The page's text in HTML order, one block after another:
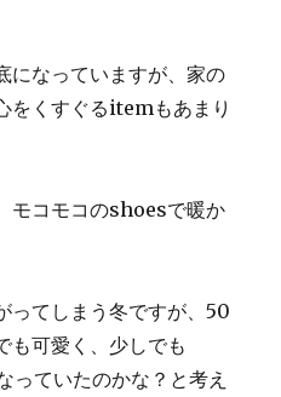
になっていますが、家の
をくすぐるitemもあまり
モコモコのshoesで暖か
ってしまう冬ですが、50
も可愛く、少しでも
ていたのかな？と考え